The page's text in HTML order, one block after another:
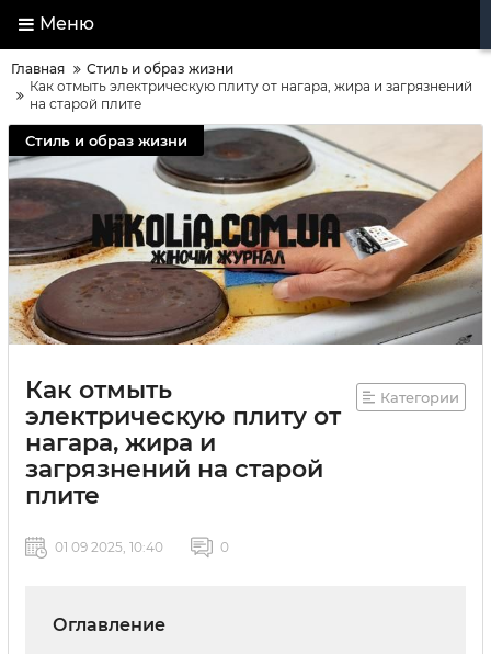
Меню
Главная
Стиль и образ жизни
Как отмыть электрическую плиту от нагара, жира и загрязнений
на старой плите
Стиль и образ жизни
Как отмыть
электрическую плиту от
нагара, жира и
загрязнений на старой
плите
Категории
01 09 2025, 10:40 0
Оглавление